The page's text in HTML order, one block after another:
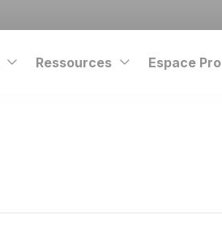
Ressources Espace Pro